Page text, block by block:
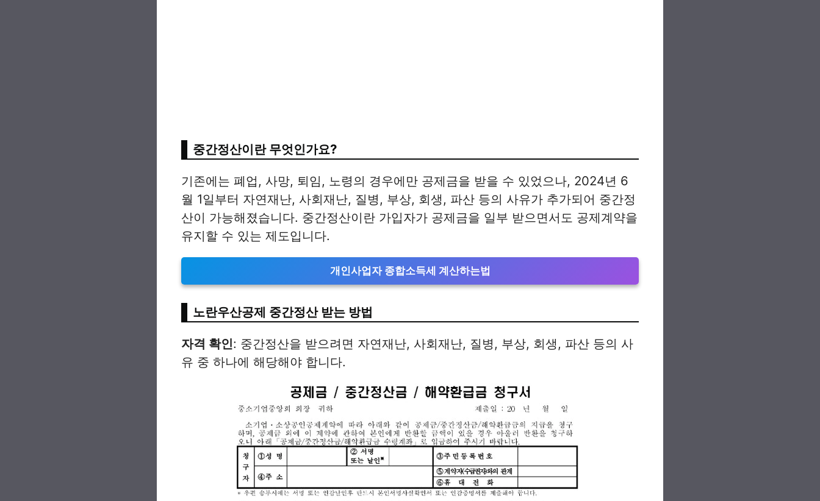
중간정산이란 무엇인가요?
기존에는 폐업, 사망, 퇴임, 노령의 경우에만 공제금을 받을 수 있었으나, 2024년 6
월 1일부터 자연재난, 사회재난, 질병, 부상, 회생, 파산 등의 사유가 추가되어 중간정
산이 가능해졌습니다. 중간정산이란 가입자가 공제금을 일부 받으면서도 공제계약을
유지할 수 있는 제도입니다.
개인사업자 종합소득세 계산하는법
노란우산공제 중간정산 받는 방법
자격 확인: 중간정산을 받으려면 자연재난, 사회재난, 질병, 부상, 회생, 파산 등의 사
유 중 하나에 해당해야 합니다.